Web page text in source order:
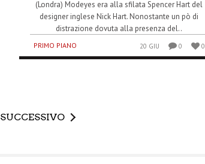
(Londra) Modeyes era alla sfilata Spencer Hart del
designer inglese Nick Hart. Nonostante un pò di
distrazione dovuta alla presenza del..
PRIMO PIANO 20 GIU 0 0
SUCCESSIVO